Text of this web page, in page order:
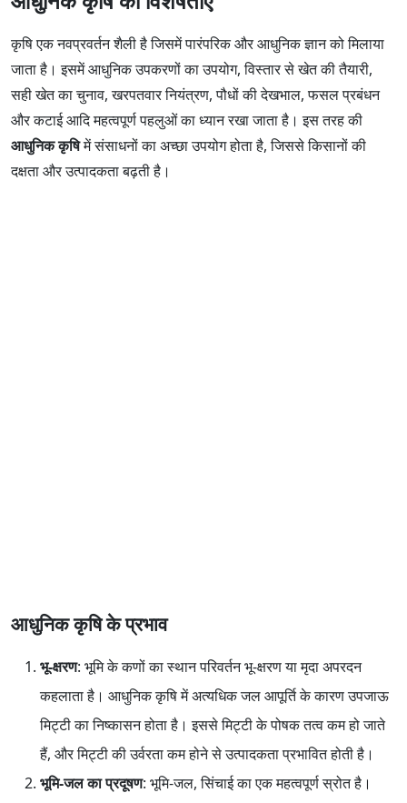
कृषि एक नवप्रवर्तन शैली है जिसमें पारंपरिक और आधुनिक ज्ञान को मिलाया
जाता है। इसमें आधुनिक उपकरणों का उपयोग, विस्तार से खेत की तैयारी,
सही खेत का चुनाव, खरपतवार नियंत्रण, पौधों की देखभाल, फसल प्रबंधन
और कटाई आदि महत्वपूर्ण पहलुओं का ध्यान रखा जाता है। इस तरह की
आधुनिक कृषिमें संसाधनों का अच्छा उपयोग होता है, जिससे किसानों की
दक्षता और उत्पादकता बढ़ती है।
आधुनिक कृषि के प्रभाव
भू-क्षरण: भूमि के कणों का स्थान परिवर्तन भू-क्षरण या मृदा अपरदन
कहलाता है। आधुनिक कृषि में अत्यधिक जल आपूर्ति के कारण उपजाऊ
मिट्टी का निष्कासन होता है। इससे मिट्टी के पोषक तत्व कम हो जाते
हैं, और मिट्टी की उर्वरता कम होने से उत्पादकता प्रभावित होती है।
भूमि-जल का प्रदूषण: भूमि-जल, सिंचाई का एक महत्वपूर्ण स्रोत है।